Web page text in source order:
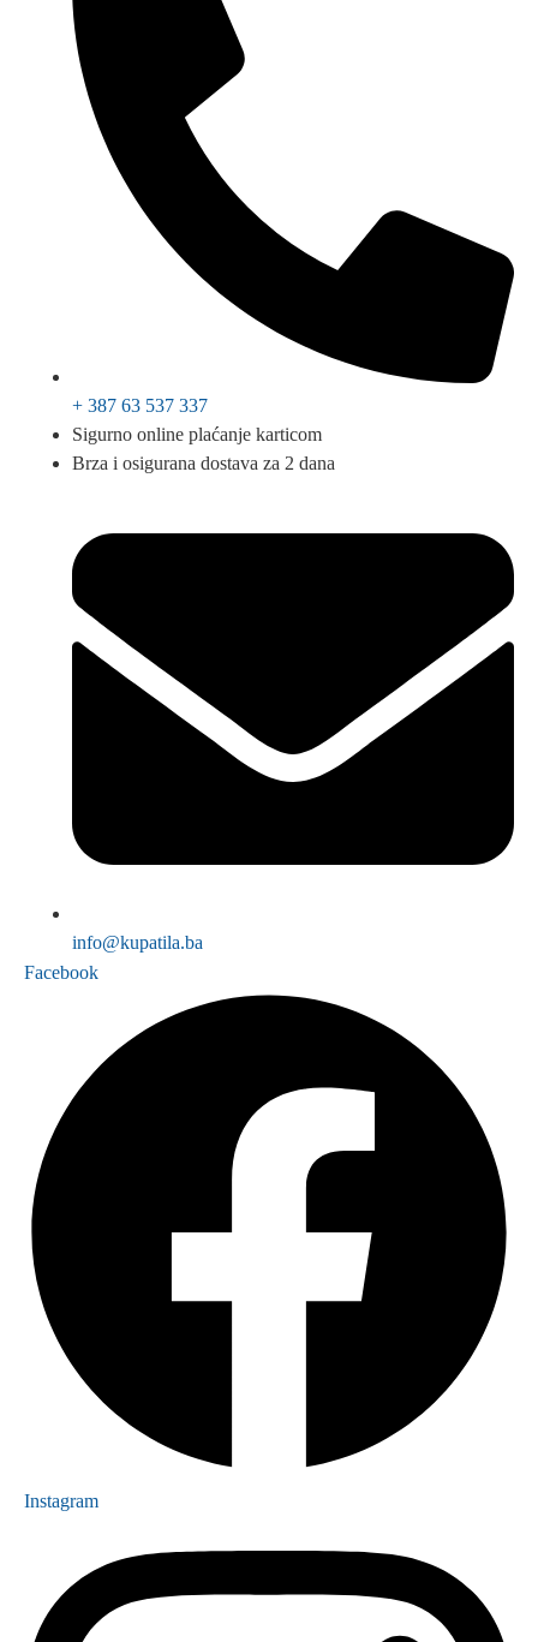
+ 387 63 537 337
Sigurno online plaćanje karticom
Brza i osigurana dostava za 2 dana
info@kupatila.ba
Facebook
Instagram